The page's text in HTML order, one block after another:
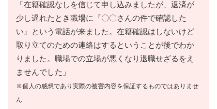
「在籍確認なしを信じて申し込みましたが、返済が
少し遅れたとき職場に『〇〇さんの件で確認した
い』という電話が来ました。在籍確認はしないけど
取り立てのための連絡はするということが後でわか
りました。職場での立場が悪くなり退職せざるをえ
ませんでした」
※個人の感想であり実際の被害内容を保証するものではありませ
ん